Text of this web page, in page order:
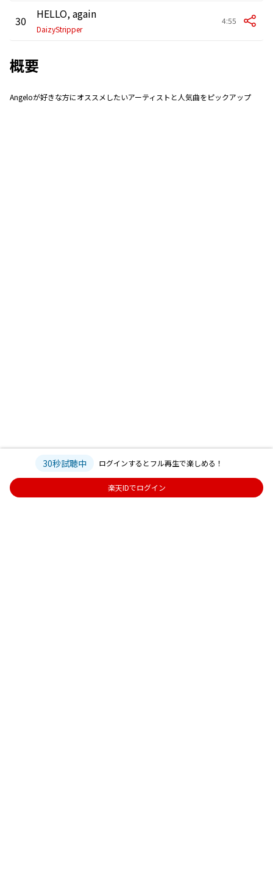
30 HELLO, again
DaizyStripper
4:55
概要
Angeloが好きな方にオススメしたいアーティストと人気曲をピックアップ
30秒試聴中 ログインするとフル再生で楽しめる！
楽天IDでログイン